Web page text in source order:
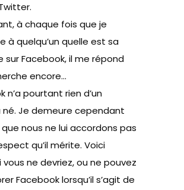
à chaque fois que je
à quelqu’un quelle est sa
sur Facebook, il me répond
encore…
n’a pourtant rien d’un
né. Je demeure cependant
nous ne lui accordons pas
qu’il mérite. Voici
ne devriez, ou ne pouvez
Facebook lorsqu’il s’agit de